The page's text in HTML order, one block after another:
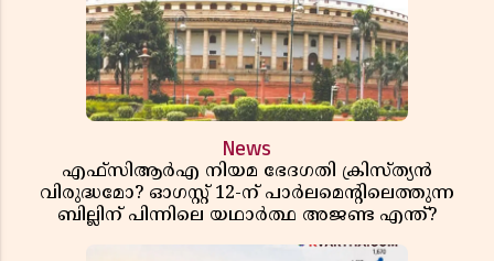
News
എഫ്സിആർഎ നിയമ ഭേദഗതി ക്രിസ്ത്യൻ
വിരുദ്ധമോ? ഓഗസ്റ്റ് 12-ന് പാർലമെന്റിലെത്തുന്ന
ബില്ലിന് പിന്നിലെ യഥാർത്ഥ അജണ്ട എന്ത്?